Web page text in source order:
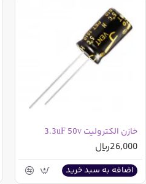
در صورتی که در جستجوی رنج
می توانید از دسته بندی های
الکترونیک شده و سپس بر روی
خازن های الکترولیت شوید و
راست وجود دارد(بعد از ورود به
الکترولیت ظاهر خواهد شد)
خازن الکترولیت 3.3uF 50v
26,000ریال
اضافه به سبد خرید